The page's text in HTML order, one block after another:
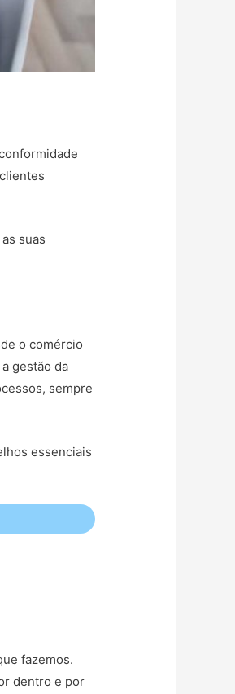
suas
o comércio
gestão da
sempre
essenciais
fazemos.
dentro e por